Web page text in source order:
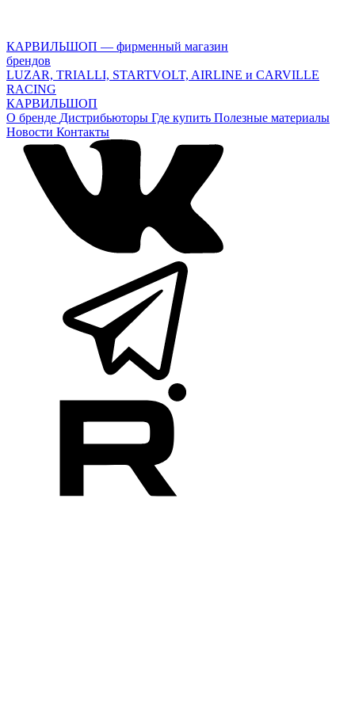
КАРВИЛЬШОП — фирменный магазин
брендов
LUZAR, TRIALLI, STARTVOLT, AIRLINE и CARVILLE
RACING
КАРВИЛЬШОП
О бренде Дистрибьюторы Где купить Полезные материалы
Новости Контакты